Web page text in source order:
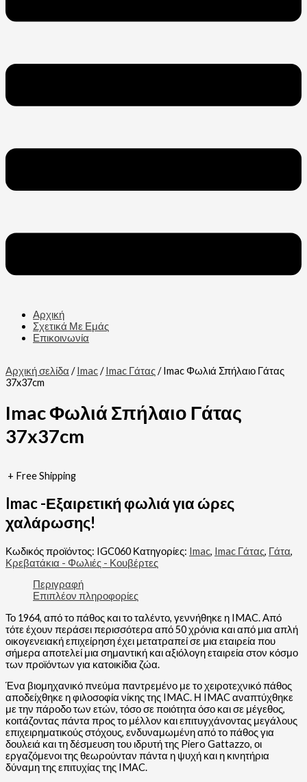
Αρχική
Σχετικά Με Εμάς
Επικοινωνία
Αρχική σελίδα /Imac/Imac Γάτας/ Imac Φωλιά Σπήλαιο Γάτας
37x37cm
Imac Φωλιά Σπήλαιο Γάτας
37x37cm
+ Free Shipping
Imac -Εξαιρετική φωλιά για ώρες
χαλάρωσης!
Κωδικός προϊόντος: IGC060 Κατηγορίες: Imac, Imac Γάτας, Γάτα,
Κρεβατάκια - Φωλιές - Κουβέρτες
Περιγραφή
Επιπλέον πληροφορίες
Το 1964, από το πάθος και το ταλέντο, γεννήθηκε η IMAC. Από
τότε έχουν περάσει περισσότερα από 50 χρόνια και από μια απλή
οικογενειακή επιχείρηση έχει μετατραπεί σε μια εταιρεία που
σήμερα αποτελεί μια σημαντική και αξιόλογη εταιρεία στον κόσμο
των προϊόντων για κατοικίδια ζώα.
Ένα βιομηχανικό πνεύμα παντρεμένο με το χειροτεχνικό πάθος
αποδείχθηκε η φιλοσοφία νίκης της IMAC. Η IMAC αναπτύχθηκε
με την πάροδο των ετών, τόσο σε ποιότητα όσο και σε μέγεθος,
κοιτάζοντας πάντα προς το μέλλον και επιτυγχάνοντας μεγάλους
επιχειρηματικούς στόχους, ενδυναμωμένη από το πάθος για
δουλειά και τη δέσμευση του ιδρυτή της Piero Gattazzo, οι
εργαζόμενοι της θεωρούνταν πάντα η ψυχή και η κινητήρια
δύναμη της επιτυχίας της IMAC.